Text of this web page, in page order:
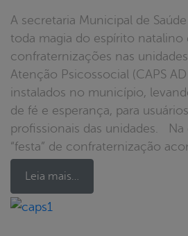
A secretaria Municipal de Saúde (SMS) aproveitou
toda magia do espírito natalino
confraternizações nas
Atenção Psicossocial (CAPS AD
instalados no município,
de fé e esperança, para
profissionais das unidades. Na
“festa” de confraternização
Leia mais…